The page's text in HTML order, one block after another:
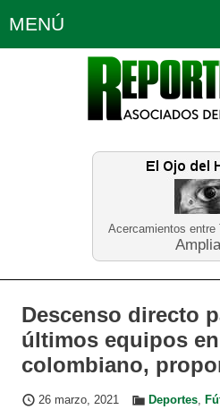
Acercamientos entre
MENÚ
Política Opinión
Planeta
Educación
Descenso directo
últimos equipos
colombiano,
26 marzo, 2021 Deportes,